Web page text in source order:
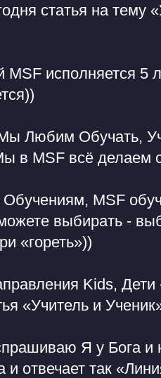
статья на тему
исполняется 5
Любим Обучать,
в MSF всё делаем
MSF
выбирать -
«гореть»))
Kids, Дети
«Учитель и
Я у Бога
и отвечает так